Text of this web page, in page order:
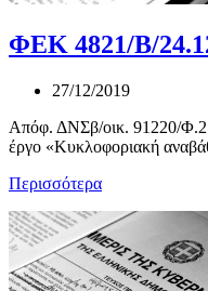
ΦΕΚ 4821/Β/
27/12/2019
Απόφ. ΔΝΣβ/οικ. 91220/
έργο «Κυκλοφοριακή
Περισσότερα